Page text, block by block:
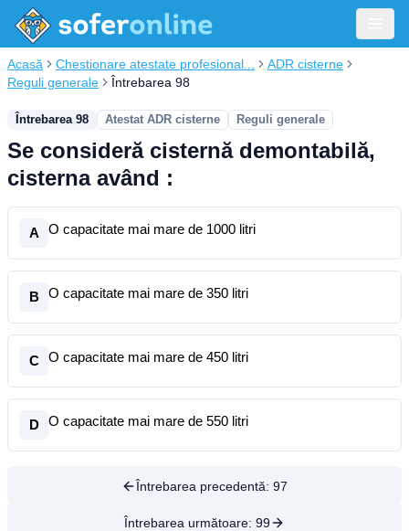
Acasă Chestionare atestate profesional...
ADR cisterne
Reguli generale
Întrebarea 98
Întrebarea 98 Atestat ADR cisterne Reguli generale
Se consideră cisternă demontabilă,
cisterna având :
A O capacitate mai mare de 1000 litri
B O capacitate mai mare de 350 litri
C O capacitate mai mare de 450 litri
D O capacitate mai mare de 550 litri
Întrebarea precedentă: 97
Întrebarea următoare: 99